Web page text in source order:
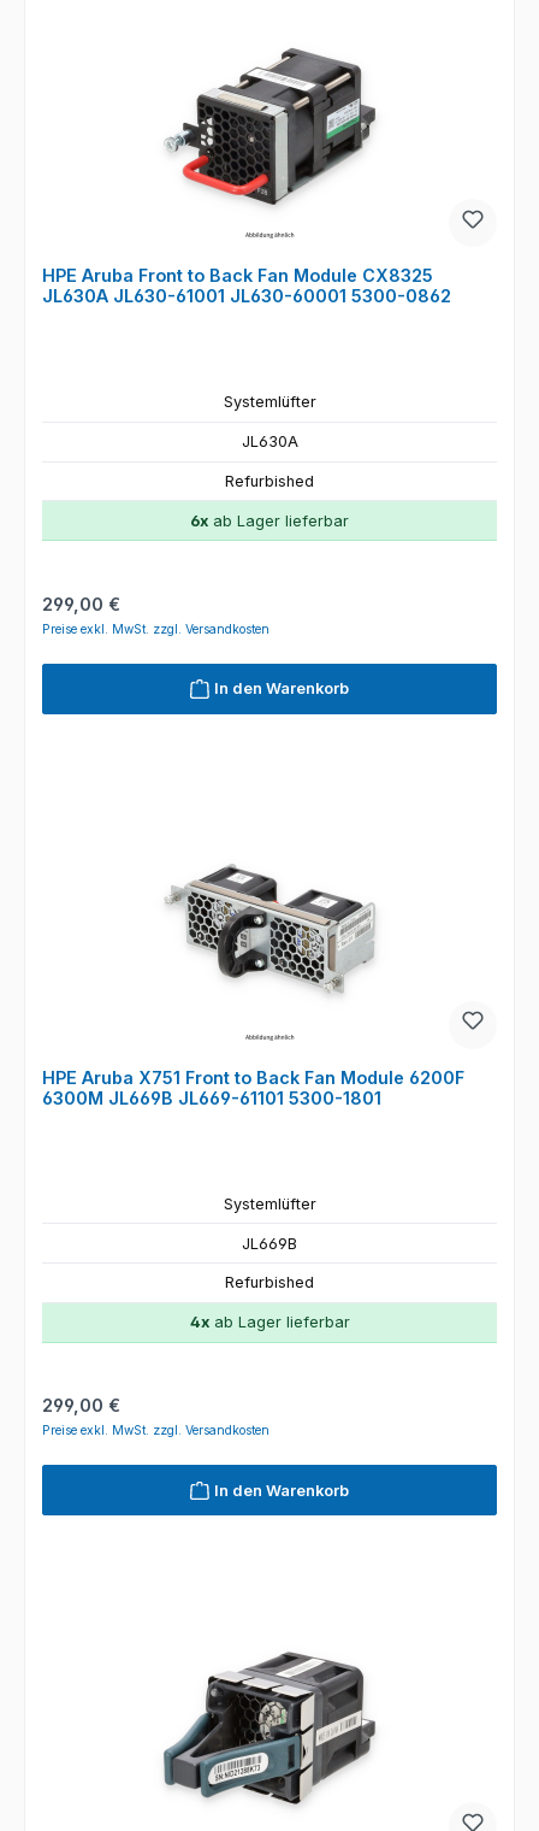
HPE Aruba Front to Back Fan Module CX8325
JL630A JL630-61001 JL630-60001 5300-0862
Systemlüfter
JL630A
Refurbished
6x ab Lager lieferbar
Regulärer Preis:
299,00 €
Preise exkl. MwSt. zzgl. Versandkosten
In den Warenkorb
HPE Aruba X751 Front to Back Fan Module 6200F
6300M JL669B JL669-61101 5300-1801
Systemlüfter
JL669B
Refurbished
4xab Lager lieferbar
Regulärer Preis:
299,00 €
Preise exkl. MwSt. zzgl. Versandkosten
In den Warenkorb